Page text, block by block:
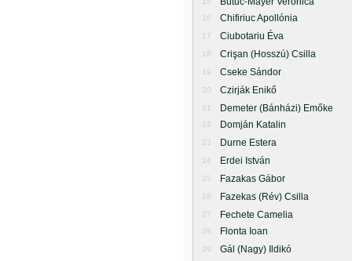
16 Chifiriuc Apollónia
17 Ciubotariu Éva
18 Crişan (Hosszú) Csilla
19 Cseke Sándor
20 Czirják Enikő
21 Demeter (Bánházi) Emőke
22 Domján Katalin
23 Durne Estera
24 Erdei István
25 Fazakas Gábor
26 Fazekas (Rév) Csilla
27 Fechete Camelia
28 Flonta Ioan
29 Gál (Nagy) Ildikó